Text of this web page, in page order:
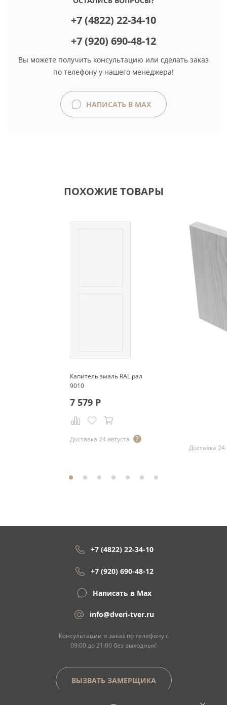
+7 (4822) 22-34-10
+7 (920) 690-48-12
Вы можете получить консультацию или сделать заказ
по телефону у нашего менеджера!
НАПИСАТЬ В MAX
ПОХОЖИЕ ТОВАРЫ
Капитель эмаль RAL рал
9010
7 579Р
Доставка 24 августа
Доставка 24
+7 (4822) 22-34-10
+7 (920) 690-48-12
Написать в Max
info@dveri-tver.ru
Консультации и заказ по телефону с
09:00 до 21:00 без выходных!
ВЫЗВАТЬ ЗАМЕРЩИКА